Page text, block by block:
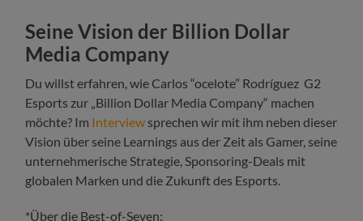
Seine Vision der Billion Dollar
Media Company
Du willst erfahren, wie Carlos “ocelote” Rodríguez G2
Esports zur „Billion Dollar Media Company“ machen
möchte? Im Interview sprechen wir mit ihm neben dieser
Vision über seine Learnings aus der Zeit als Gamer, seine
unternehmerische Strategie, Sponsoring-Deals mit
globalen Marken und die Zukunft des Esports.
*Über die Best-of-Seven: